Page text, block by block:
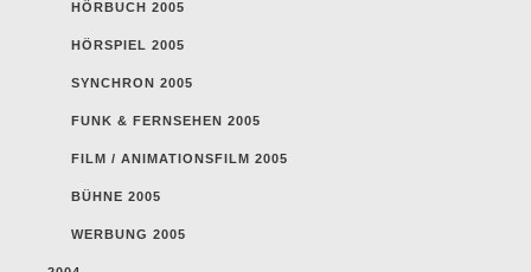
HÖRBUCH 2005
HÖRSPIEL 2005
SYNCHRON 2005
FUNK & FERNSEHEN 2005
FILM / ANIMATIONSFILM 2005
BÜHNE 2005
WERBUNG 2005